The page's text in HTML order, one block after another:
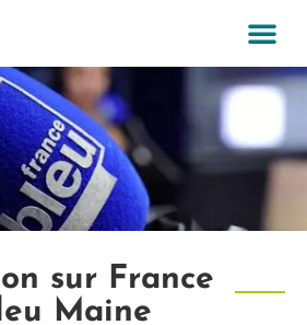
sur France
Maine